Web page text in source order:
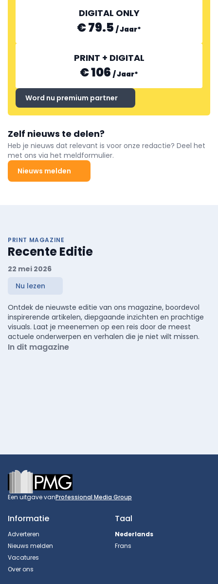
DIGITAL ONLY
€ 79.5 /Jaar*
PRINT + DIGITAL
€ 106 /Jaar*
Word nu premium partner
Zelf nieuws te delen?
Heb je nieuws dat relevant is voor onze redactie? Deel het
met ons via het meldformulier.
Nieuws melden
PRINT MAGAZINE
Recente Editie
22 mei 2026
Nu lezen
Ontdek de nieuwste editie van ons magazine, boordevol
inspirerende artikelen, diepgaande inzichten en prachtige
visuals. Laat je meenemen op een reis door de meest
actuele onderwerpen en verhalen die je niet wilt missen.
In dit magazine
Footer
Een uitgave vanProfessional Media Group
Informatie
Adverteren
Nieuws melden
Vacatures
Over ons
Taal
Nederlands
Frans